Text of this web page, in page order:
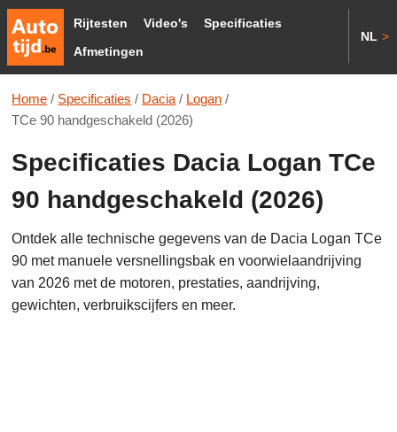
Rijtesten Video's
Specificaties
Afmetingen
NL >
Home / Specificaties / Dacia / Logan /
TCe 90 handgeschakeld (2026)
Specificaties Dacia Logan TCe
90 handgeschakeld (2026)
Ontdek alle technische gegevens van de Dacia Logan TCe
90 met manuele versnellingsbak en voorwielaandrijving
van 2026 met de motoren, prestaties, aandrijving,
gewichten, verbruikscijfers en meer.